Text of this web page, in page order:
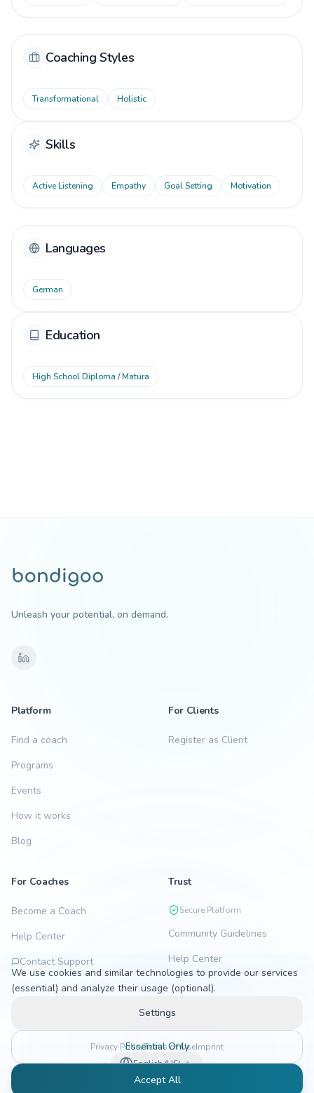
Coaching Styles
Transformational Holistic
Skills
Active Listening Empathy Goal Setting Motivation
Languages
German
Education
High School Diploma / Matura
Unleash your potential, on demand.
Platform
Find a coach
Programs
Events
How it works
Blog
For Clients
Register as Client
For Coaches
Become a Coach
Help Center
Contact Support
Trust
Secure Platform
Community Guidelines
Help Center
bondigoo.All rights reserved.
Privacy PolicyTerms of UseImprint
English (US)
We use cookies and similar technologies to provide our services
(essential) and analyze their usage (optional).
Settings
Essential Only
Accept All